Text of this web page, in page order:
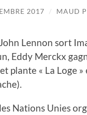
2017 / MAUD
Lennon sort
Eddy Merckx
plante « La Loge
Nations Unies